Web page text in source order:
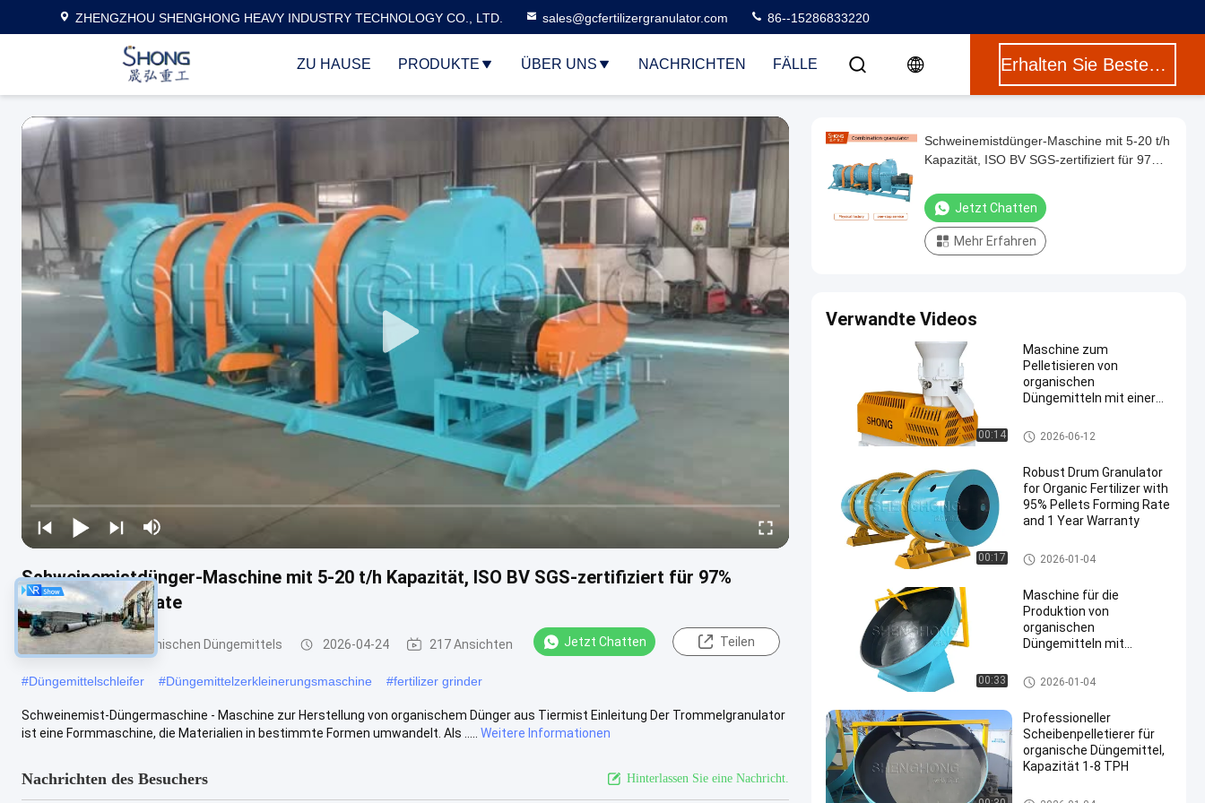
ZHENGZHOU SHENGHONG HEAVY INDUSTRY TECHNOLOGY CO., LTD. sales@gcfertilizergranulator.com 86--15286833220
ZU HAUSE PRODUKTE ÜBER UNS NACHRICHTEN FÄLLE Erhalten Sie Besten Preis
Schweinemistdünger-Maschine mit 5-20 t/h Kapazität, ISO BV SGS-zertifiziert für 97%
Fertigprodukt-Rate
Granulierer des organischen Düngemittels 2026-04-24 217 Ansichten Jetzt Chatten Teilen
#Düngemittelschleifer #Düngemittelzerkleinerungsmaschine #fertilizer grinder
Schweinemist-Düngermaschine - Maschine zur Herstellung von organischem Dünger aus Tiermist Einleitung Der Trommelgranulator
ist eine Formmaschine, die Materialien in bestimmte Formen umwandelt. Als .....
Weitere Informationen
Nachrichten des Besuchers Hinterlassen Sie eine Nachricht.
Schweinemistdünger-Maschine mit 5-20 t/h
Kapazität, ISO BV SGS-zertifiziert für 97%
Jetzt Chatten
Mehr Erfahren
Verwandte Videos
00:14
Maschine zum
Pelletisieren von
organischen
Düngemitteln mit einer
Tonnen pro Stunde und
einer Granulationsrate
Granulierer des organischen D
üngemittels
2026-06-12
00:17
Robust Drum Granulator
for Organic Fertilizer with
95% Pellets Forming Rate
and 1 Year Warranty
Granulierer des organischen D
üngemittels
2026-01-04
00:33
Maschine für die
Produktion von
organischen
Düngemitteln mit
Granulierer des organischen D
üngemittels
2026-01-04
Professioneller
Scheibenpelletierer für
organische Düngemittel,
Kapazität 1-8 TPH
Granulierer des organischen D